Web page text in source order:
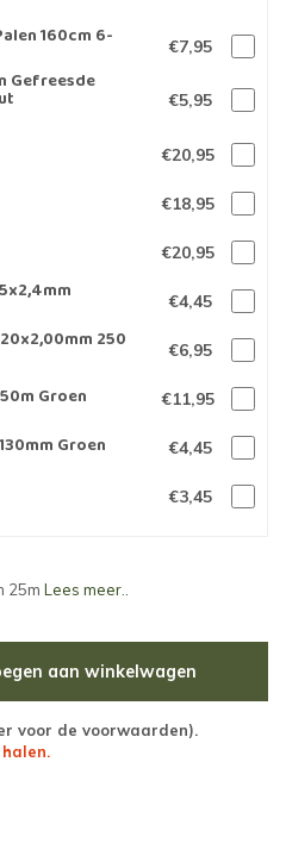
160cm 6- €7,95
Gefreesde
€5,95
€20,95
€18,95
€20,95
€4,45
250 €6,95
Groen €11,95
Groen €4,45
€3,45
25m Lees meer..
aan winkelwagen
voor de voorwaarden).